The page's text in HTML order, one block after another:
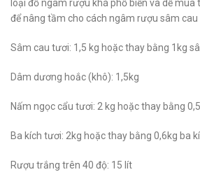
loại đồ ngâm rượu khá phổ biến và dễ
để nâng tầm cho cách ngâm rượu sâm cau
Sâm cau tươi: 1,5 kg hoặc thay bằng 1kg
Dâm dương hoắc (khô): 1,5kg
Nấm ngọc cẩu tươi: 2 kg hoặc thay bằng
Ba kích tươi: 2kg hoặc thay bằng 0,6kg ba
Rượu trắng trên 40 độ: 15 lít